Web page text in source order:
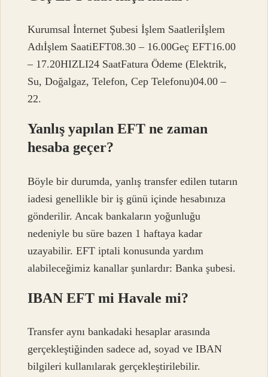
Kurumsal İnternet Şubesi İşlem Saatleriİşlem
Adıİşlem SaatiEFT08.30 – 16.00Geç EFT16.00
– 17.20HIZLI24 SaatFatura Ödeme (Elektrik,
Su, Doğalgaz, Telefon, Cep Telefonu)04.00 –
22.
Yanlış yapılan EFT ne zaman
hesaba geçer?
Böyle bir durumda, yanlış transfer edilen tutarın
iadesi genellikle bir iş günü içinde hesabınıza
gönderilir. Ancak bankaların yoğunluğu
nedeniyle bu süre bazen 1 haftaya kadar
uzayabilir. EFT iptali konusunda yardım
alabileceğimiz kanallar şunlardır: Banka şubesi.
IBAN EFT mi Havale mi?
Transfer aynı bankadaki hesaplar arasında
gerçekleştiğinden sadece ad, soyad ve IBAN
bilgileri kullanılarak gerçekleştirilebilir.